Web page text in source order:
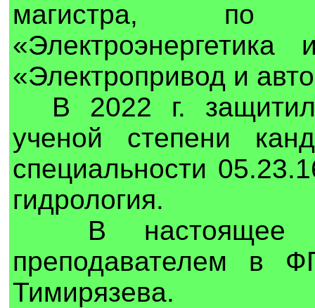
магистра, по
«Электропривод и
В 2022 г. защитил
ученой степени
специальности
гидрология.
В настоящее
преподавателем
Тимирязева.